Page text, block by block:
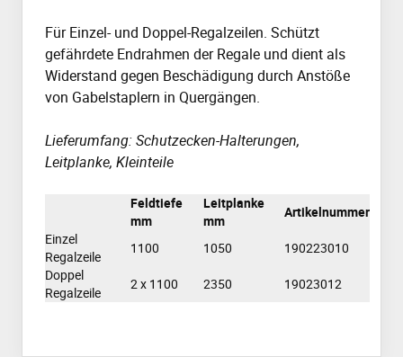
Für Einzel- und Doppel-Regalzeilen. Schützt
gefährdete Endrahmen der Regale und dient als
Widerstand gegen Beschädigung durch Anstöße
von Gabelstaplern in Quergängen.
Lieferumfang: Schutzecken-Halterungen,
Leitplanke, Kleinteile
Feldtiefe
mm
Leitplanke
mm
Artikelnummer
Einzel
Regalzeile
1100 1050
190223010
Doppel
Regalzeile
2 x 1100 2350 19023012